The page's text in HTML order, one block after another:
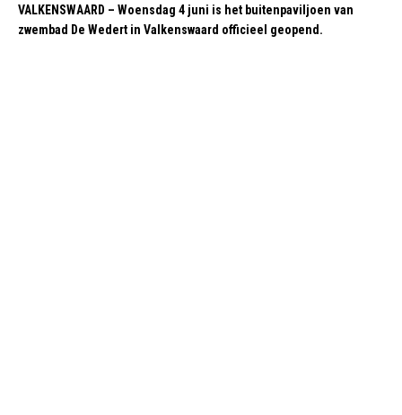
VALKENSWAARD – Woensdag 4 juni is het buitenpaviljoen van
zwembad De Wedert in Valkenswaard officieel geopend.